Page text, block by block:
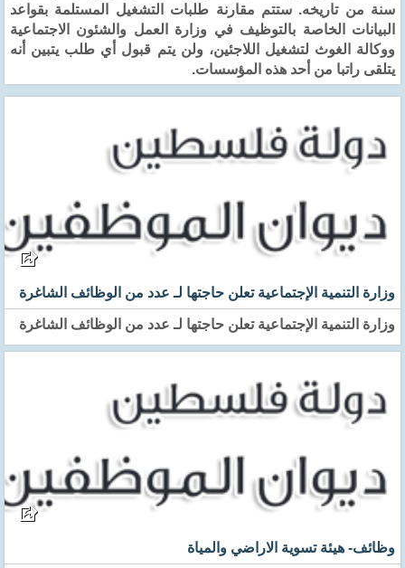
سنة من تاريخه. ستتم مقارنة طلبات التشغيل المستلمة بقواعد
البيانات الخاصة بالتوظيف في وزارة العمل والشئون الاجتماعية
ووكالة الغوث لتشغيل اللاجئين، ولن يتم قبول أي طلب يتبين أنه
يتلقى راتبا من أحد هذه المؤسسات.
وزارة التنمية الإجتماعية تعلن حاجتها لـ عدد من الوظائف الشاغرة
وزارة التنمية الإجتماعية تعلن حاجتها لـ عدد من الوظائف الشاغرة
وظائف- هيئة تسوية الاراضي والمياة